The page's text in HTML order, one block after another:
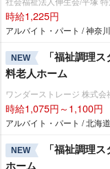
時給1,225円
アルバイト・パート / 神奈
NEW
「福祉調理
料老人ホーム
ワンダーストレージ 株式
時給1,075円～1,100円
アルバイト・パート / 北海道
NEW
「福祉調理
ホーム